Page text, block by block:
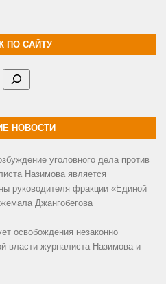
ПО САЙТУ
НОВОСТИ
уголовного дела против
Назимова является
руководителя фракции «Единой
Джангобегова
освобождения незаконно
власти журналиста Назимова и